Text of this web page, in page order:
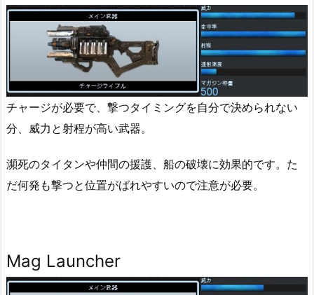
チャージが必要で、撃つタイミングを自分で決められない
分、威力と射程が高い武器。
瀕死のタイタンや仲間の援護、船の破壊に効果的です。た
だ何発も撃つと位置がばれやすいので注意が必要。
Mag Launcher